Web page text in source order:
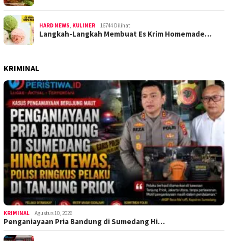
HARD NEWS KULINER 16744 Dilihat
Langkah-Langkah Membuat Es Krim Homemade…
KRIMINAL
KRIMINAL Agustus 10, 2026
Penganiayaan Pria Bandung di Sumedang Hi…